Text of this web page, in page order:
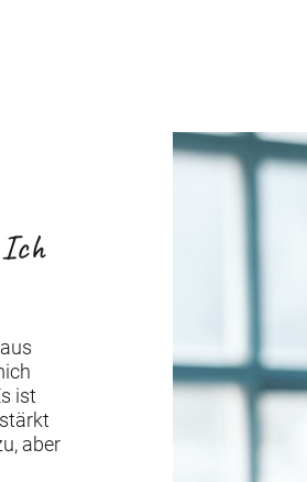
ist
aber